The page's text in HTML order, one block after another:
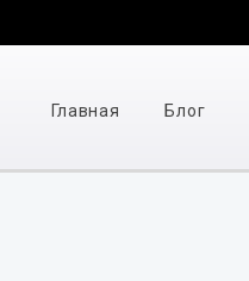
Главная Блог